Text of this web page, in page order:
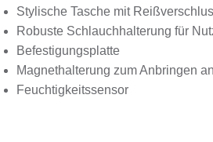
Stylische Tasche mit
Robuste Schlauchhalterung für
Befestigungsplatte
Magnethalterung zum Anbringen
Feuchtigkeitssensor